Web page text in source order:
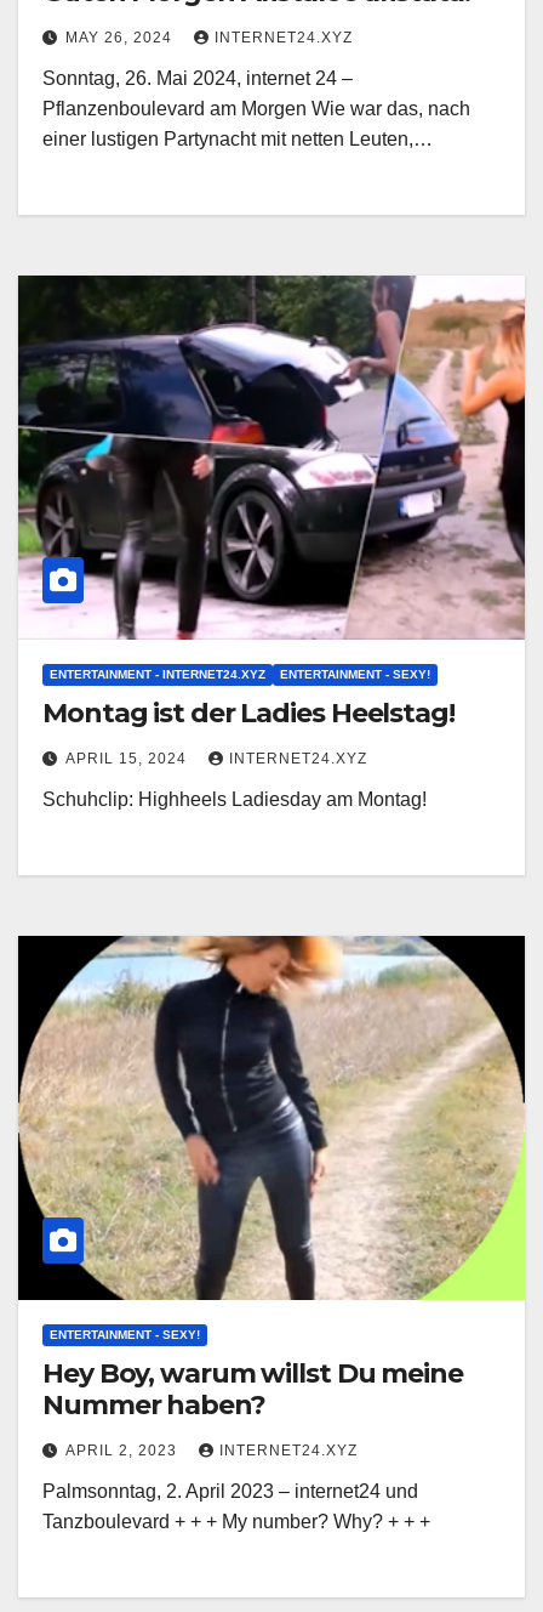
MAY 26, 2024 INTERNET24.XYZ
Sonntag, 26. Mai 2024, internet 24 –
Pflanzenboulevard am Morgen Wie war das, nach
einer lustigen Partynacht mit netten Leuten,…
ENTERTAINMENT - INTERNET24.XYZ ENTERTAINMENT - SEXY!
Montag ist der Ladies Heelstag!
APRIL 15, 2024 INTERNET24.XYZ
Schuhclip: Highheels Ladiesday am Montag!
ENTERTAINMENT - SEXY!
Hey Boy, warum willst Du meine
Nummer haben?
APRIL 2, 2023 INTERNET24.XYZ
Palmsonntag, 2. April 2023 – internet24 und
Tanzboulevard + + + My number? Why? + + +